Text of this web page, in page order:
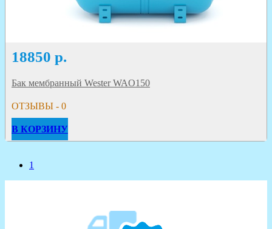
18850 р.
Бак мембранный Wester WAO150
ОТЗЫВЫ - 0
В КОРЗИНУ
1